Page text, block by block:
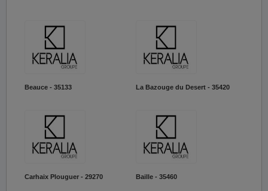
Beauce - 35133 La Bazouge du Desert - 35420
Carhaix Plouguer - 29270 Baille - 35460